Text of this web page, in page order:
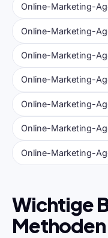
Online-Marketing-
Online-Marketing-
Online-Marketing-
Online-Marketing-
Online-Marketing-
Online-Marketing-
Online-Marketing-
Wichtige
Methoden